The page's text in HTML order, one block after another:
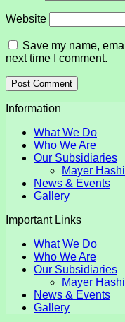
Website
Save my name,
next time I comment.
Information
What We Do
Who We Are
Our Subsidiaries
Mayer
News & Events
Gallery
Important Links
What We Do
Who We Are
Our Subsidiaries
Mayer
News & Events
Gallery